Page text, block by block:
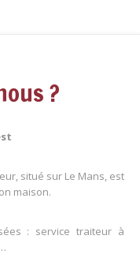
?
situé sur Le Mans, est
maison.
: service traiteur à